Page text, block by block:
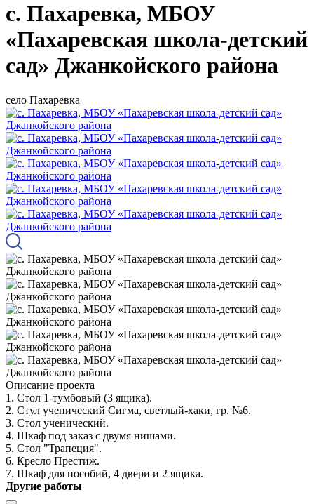
с. Пахаревка, МБОУ
«Пахаревская школа-детский
сад» Джанкойского района
село Пахаревка
Описание проекта
1. Стол 1-тумбовый (3 ящика).
2. Стул ученический Сигма, светлый-хаки, гр. №6.
3. Стол ученический.
4. Шкаф под заказ с двумя нишами.
5. Стол "Трапеция".
6. Кресло Престиж.
7. Шкаф для пособий, 4 двери и 2 ящика.
Другие работы